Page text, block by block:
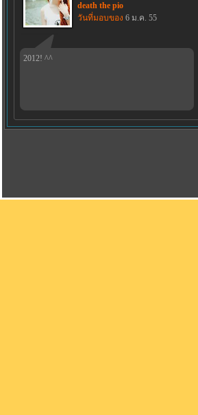
death the pio
วันที่มอบของ 6 ม.ค. 55
2012! ^^